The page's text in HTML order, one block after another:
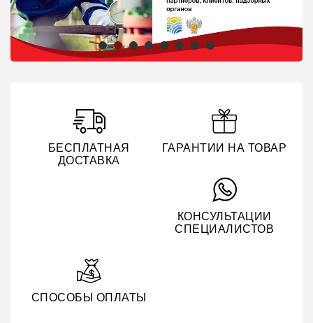
БЕСПЛАТНАЯ
ДОСТАВКА
ГАРАНТИИ НА ТОВАР
КОНСУЛЬТАЦИИ
СПЕЦИАЛИСТОВ
СПОСОБЫ ОПЛАТЫ